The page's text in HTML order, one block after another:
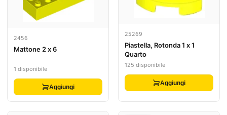
2456
Mattone 2 x 6
1 disponibile
Aggiungi
25269
Piastella, Rotonda 1 x 1
Quarto
125 disponibile
Aggiungi